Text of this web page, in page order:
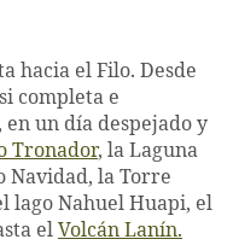
hacia el Filo. Desde
completa e
un día despejado y
Tronador, la Laguna
Navidad, la Torre
lago Nahuel Huapi, el
el Volcán Lanín.